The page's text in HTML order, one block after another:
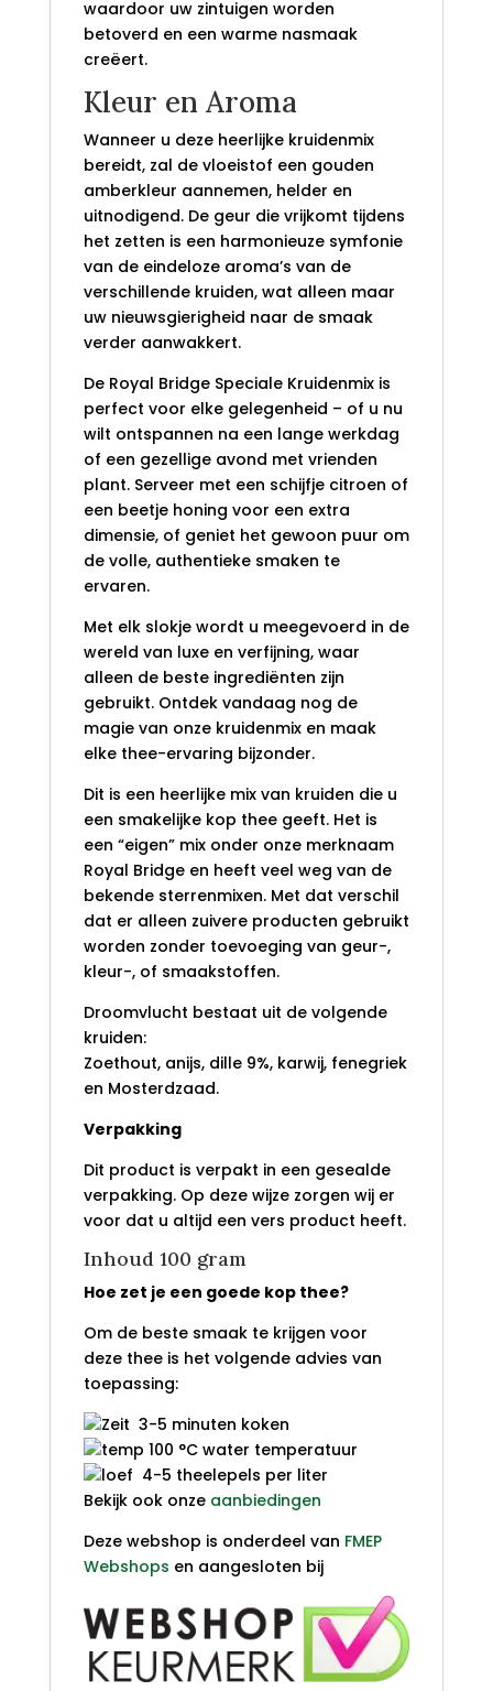
waardoor uw zintuigen worden
betoverd en een warme nasmaak
creëert.
Kleur en Aroma
Wanneer u deze heerlijke kruidenmix
bereidt, zal de vloeistof een gouden
amberkleur aannemen, helder en
uitnodigend. De geur die vrijkomt tijdens
het zetten is een harmonieuze symfonie
van de eindeloze aroma’s van de
verschillende kruiden, wat alleen maar
uw nieuwsgierigheid naar de smaak
verder aanwakkert.
De Royal Bridge Speciale Kruidenmix is
perfect voor elke gelegenheid – of u nu
wilt ontspannen na een lange werkdag
of een gezellige avond met vrienden
plant. Serveer met een schijfje citroen of
een beetje honing voor een extra
dimensie, of geniet het gewoon puur om
de volle, authentieke smaken te
ervaren.
Met elk slokje wordt u meegevoerd in de
wereld van luxe en verfijning, waar
alleen de beste ingrediënten zijn
gebruikt. Ontdek vandaag nog de
magie van onze kruidenmix en maak
elke thee-ervaring bijzonder.
Dit is een heerlijke mix van kruiden die u
een smakelijke kop thee geeft. Het is
een “eigen” mix onder onze merknaam
Royal Bridge en heeft veel weg van de
bekende sterrenmixen. Met dat verschil
dat er alleen zuivere producten gebruikt
worden zonder toevoeging van geur-,
kleur-, of smaakstoffen.
Droomvlucht bestaat uit de volgende
kruiden:
Zoethout, anijs, dille 9%, karwij, fenegriek
en Mosterdzaad.
Verpakking
Dit product is verpakt in een gesealde
verpakking. Op deze wijze zorgen wij er
voor dat u altijd een vers product heeft.
Inhoud 100 gram
Hoe zet je een goede kop thee?
Om de beste smaak te krijgen voor
deze thee is het volgende advies van
toepassing:
3-5 minuten koken
100 °C water temperatuur
4-5 theelepels per liter
Bekijk ook onze aanbiedingen
Deze webshop is onderdeel van FMEP
Webshops en aangesloten bij